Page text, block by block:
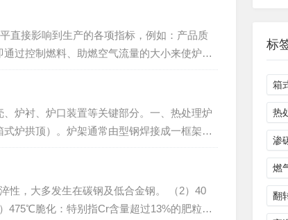
直接影响到生产的各项指标，例如：产品质
过控制燃料、助燃空气流量的大小来使炉内
炉衬、炉口装置等关键部分。一、热处理炉
炉拱顶）。炉架通常由型钢焊接成一框架，
减料少用或薄板代替厚板赚利...
，大多发生在碳钢及低合金钢。 （2）40
475℃脆化：特别指Cr含量超过13%的肥粒铁
标
箱
热
渗
燃
翻